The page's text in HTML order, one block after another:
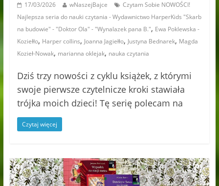
17/03/2026 wNaszejBajce
Czytam Sobie NOWOŚCI!
Najlepsza seria do nauki czytania - Wydawnictwo HarperKids "Skarb
na budowie" - "Doktor Ola" - "Wynalazek pana B.", Ewa Poklewska -
Koziełło, Harper collins, Joanna Jagiełło, Justyna Bednarek, Magda
Kozieł-Nowak, marianna oklejak, nauka czytania
Dziś trzy nowości z cyklu książek, z którymi
swoje pierwsze czytelnicze kroki stawiała
trójka moich dzieci! Tę serię polecam na
Czytaj więcej